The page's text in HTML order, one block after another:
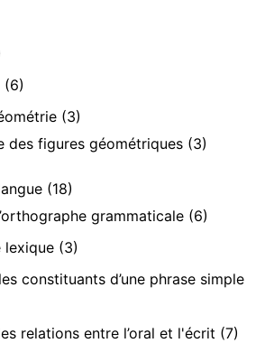
(6)
(3)
des figures géométriques (3)
(18)
grammaticale (6)
lexique (3)
constituants d’une phrase simple
relations entre l’oral et l'écrit (7)